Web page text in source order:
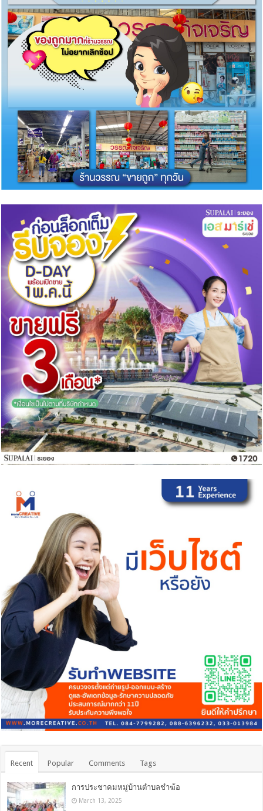
Recent Popular Comments Tags
การประชาคมหมู่บ้านตำบลชำฆ้อ
March 13, 2025